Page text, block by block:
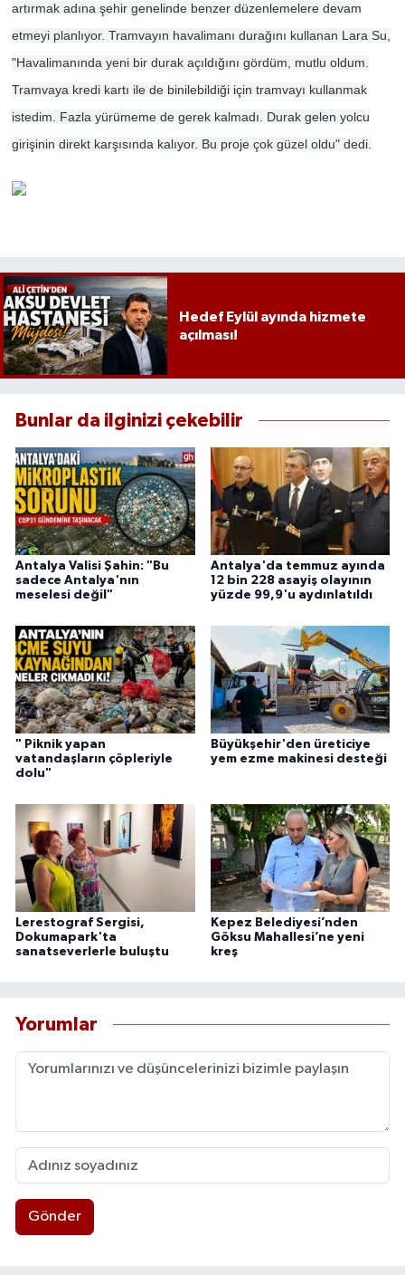
artırmak adına şehir genelinde benzer düzenlemelere devam
etmeyi planlıyor. Tramvayın havalimanı durağını kullanan Lara Su,
"Havalimanında yeni bir durak açıldığını gördüm, mutlu oldum.
Tramvaya kredi kartı ile de binilebildiği için tramvayı kullanmak
istedim. Fazla yürümeme de gerek kalmadı. Durak gelen yolcu
girişinin direkt karşısında kalıyor. Bu proje çok güzel oldu" dedi.
Hedef Eylül ayında hizmete
açılması!
Bunlar da ilginizi çekebilir
Antalya Valisi Şahin: "Bu
sadece Antalya'nın
meselesi değil"
Antalya'da temmuz ayında
12 bin 228 asayiş olayının
yüzde 99,9'u aydınlatıldı
" Piknik yapan
vatandaşların çöpleriyle
dolu"
Büyükşehir'den üreticiye
yem ezme makinesi desteği
Lerestograf Sergisi,
Dokumapark'ta
sanatseverlerle buluştu
Kepez Belediyesi’nden
Göksu Mahallesi’ne yeni
kreş
Yorumlar
Gönder